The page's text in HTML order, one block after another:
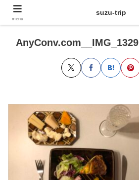
AnyConv.com__IMG_1329
menu
suzu-trip